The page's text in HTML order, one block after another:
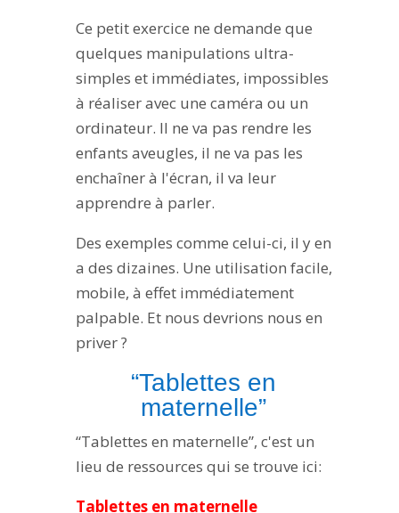
Ce petit exercice ne demande que
quelques manipulations ultra-
simples et immédiates, impossibles
à réaliser avec une caméra ou un
ordinateur. Il ne va pas rendre les
enfants aveugles, il ne va pas les
enchaîner à l'écran, il va leur
apprendre à parler.
Des exemples comme celui-ci, il y en
a des dizaines. Une utilisation facile,
mobile, à effet immédiatement
palpable. Et nous devrions nous en
priver ?
“Tablettes en
maternelle”
“Tablettes en maternelle”, c'est un
lieu de ressources qui se trouve ici:
Tablettes en maternelle